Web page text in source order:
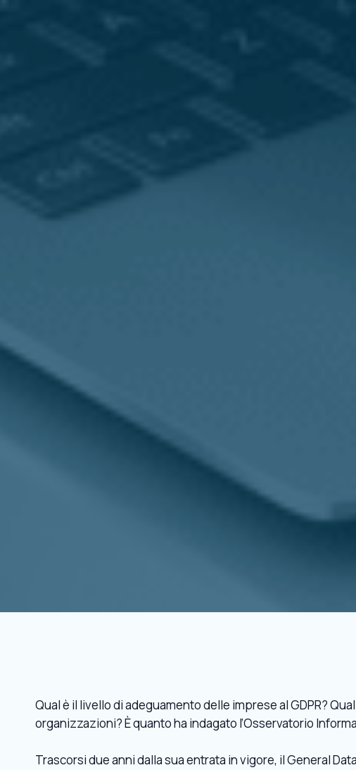
Qual è il livello di adeguamento delle imprese al GDPR?
organizzazioni? È quanto ha indagato l’Osservatorio
Trascorsi due anni dalla sua entrata in vigore, il General